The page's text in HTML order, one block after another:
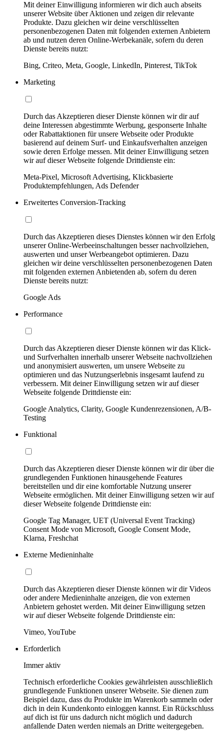
Mit deiner Einwilligung informieren wir dich auch abseits
unserer Website über Aktionen und zeigen dir relevante
Produkte. Dazu gleichen wir deine verschlüsselten
personenbezogenen Daten mit folgenden externen Anbietern
ab und nutzen deren Online-Werbekanäle, sofern du deren
Dienste bereits nutzt:
Bing, Criteo, Meta, Google, LinkedIn, Pinterest, TikTok
Marketing
Durch das Akzeptieren dieser Dienste können wir dir auf
deine Interessen abgestimmte Werbung, gesponserte Inhalte
oder Rabattaktionen für unsere Webseite oder Produkte
basierend auf deinem Surf- und Einkaufsverhalten anzeigen
sowie deren Erfolge messen. Mit deiner Einwilligung setzen
wir auf dieser Webseite folgende Drittdienste ein:
Meta-Pixel, Microsoft Advertising, Klickbasierte
Produktempfehlungen, Ads Defender
Erweitertes Conversion-Tracking
Durch das Akzeptieren dieses Dienstes können wir den Erfolg
unserer Online-Werbeeinschaltungen besser nachvollziehen,
auswerten und unser Werbeangebot optimieren. Dazu
gleichen wir deine verschlüsselten personenbezogenen Daten
mit folgenden externen Anbietenden ab, sofern du deren
Dienste bereits nutzt:
Google Ads
Performance
Durch das Akzeptieren dieser Dienste können wir das Klick-
und Surfverhalten innerhalb unserer Webseite nachvollziehen
und anonymisiert auswerten, um unsere Webseite zu
optimieren und das Nutzungserlebnis insgesamt laufend zu
verbessern. Mit deiner Einwilligung setzen wir auf dieser
Webseite folgende Drittdienste ein:
Google Analytics, Clarity, Google Kundenrezensionen, A/B-
Testing
Funktional
Durch das Akzeptieren dieser Dienste können wir dir über die
grundlegenden Funktionen hinausgehende Features
bereitstellen und dir eine komfortable Nutzung unserer
Webseite ermöglichen. Mit deiner Einwilligung setzen wir auf
dieser Webseite folgende Drittdienste ein:
Google Tag Manager, UET (Universal Event Tracking)
Consent Mode von Microsoft, Google Consent Mode,
Klarna, Freshchat
Externe Medieninhalte
Durch das Akzeptieren dieser Dienste können wir dir Videos
oder andere Medieninhalte anzeigen, die von externen
Anbietern gehostet werden. Mit deiner Einwilligung setzen
wir auf dieser Webseite folgende Drittdienste ein:
Vimeo, YouTube
Erforderlich
Immer aktiv
Technisch erforderliche Cookies gewährleisten ausschließlich
grundlegende Funktionen unserer Webseite. Sie dienen zum
Beispiel dazu, dass du Produkte im Warenkorb sammeln oder
dich in dein Kundenkonto einloggen kannst. Ein Rückschluss
auf dich ist für uns dadurch nicht möglich und dadurch
anfallende Daten werden niemals an Dritte weitergegeben.